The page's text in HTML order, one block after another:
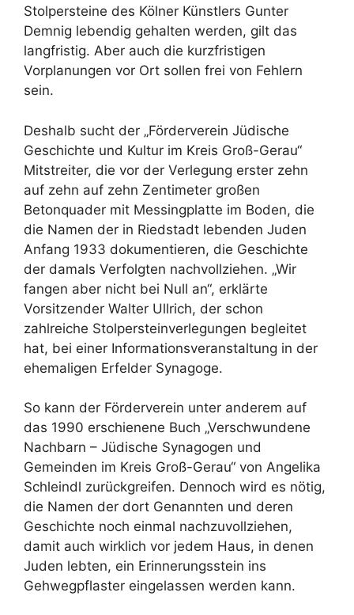
Stolpersteine des Kölner Künstlers Gunter
Demnig lebendig gehalten werden, gilt das
langfristig. Aber auch die kurzfristigen
Vorplanungen vor Ort sollen frei von Fehlern
sein.
Deshalb sucht der „Förderverein Jüdische
Geschichte und Kultur im Kreis Groß-Gerau“
Mitstreiter, die vor der Verlegung erster zehn
auf zehn auf zehn Zentimeter großen
Betonquader mit Messingplatte im Boden, die
die Namen der in Riedstadt lebenden Juden
Anfang 1933 dokumentieren, die Geschichte
der damals Verfolgten nachvollziehen. „Wir
fangen aber nicht bei Null an“, erklärte
Vorsitzender Walter Ullrich, der schon
zahlreiche Stolpersteinverlegungen begleitet
hat, bei einer Informationsveranstaltung in der
ehemaligen Erfelder Synagoge.
So kann der Förderverein unter anderem auf
das 1990 erschienene Buch „Verschwundene
Nachbarn – Jüdische Synagogen und
Gemeinden im Kreis Groß-Gerau“ von Angelika
Schleindl zurückgreifen. Dennoch wird es nötig,
die Namen der dort Genannten und deren
Geschichte noch einmal nachzuvollziehen,
damit auch wirklich vor jedem Haus, in denen
Juden lebten, ein Erinnerungsstein ins
Gehwegpflaster eingelassen werden kann.